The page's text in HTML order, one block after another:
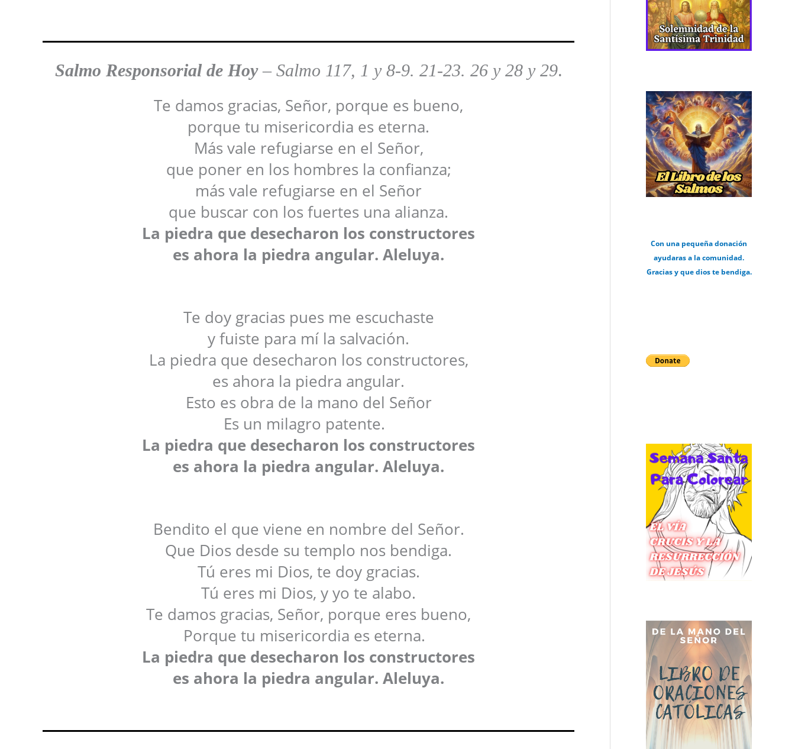
Salmo Responsorial de Hoy– Salmo 117, 1 y 8-9. 21-23. 26 y 28 y 29.
Te damos gracias, Señor, porque es bueno,
porque tu misericordia es eterna.
Más vale refugiarse en el Señor,
que poner en los hombres la confianza;
más vale refugiarse en el Señor
que buscar con los fuertes una alianza.
La piedra que desecharon los constructores
es ahora la piedra angular. Aleluya.
Te doy gracias pues me escuchaste
y fuiste para mí la salvación.
La piedra que desecharon los constructores,
es ahora la piedra angular.
Esto es obra de la mano del Señor
Es un milagro patente.
La piedra que desecharon los constructores
es ahora la piedra angular. Aleluya.
Bendito el que viene en nombre del Señor.
Que Dios desde su templo nos bendiga.
Tú eres mi Dios, te doy gracias.
Tú eres mi Dios, y yo te alabo.
Te damos gracias, Señor, porque eres bueno,
Porque tu misericordia es eterna.
La piedra que desecharon los constructores
es ahora la piedra angular. Aleluya.
Con una pequeña donación
ayudaras a la comunidad.
Gracias y que dios te bendiga.